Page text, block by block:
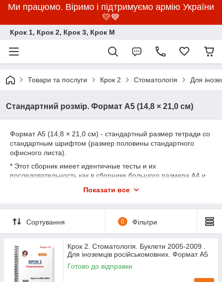
Ми працюмо. Віримо і підтримуємо армію України
💛💙
Крок 1, Крок 2, Крок 3, Крок M
Товари та послуги Крок 2 Стоматологія Для
Стандартний розмір. Формат А5 (14,8 × 21,0 см)
Формат А5 (14,8 × 21,0 см) - стандартный размер тетради со
стандартным шрифтом (размер половины стандартного
офисного листа).
* Этот сборник имеет идентичные тесты и их
последовательность как в сборнике большого размера А4 и
размером шрифта и в два раза дешевле!
Показати все
Сортування 0 Фільтри
Крок 2. Стоматологія. Буклети 2005-2009 .
Для іноземців російськомовних. Формат А5
Готово до відправки